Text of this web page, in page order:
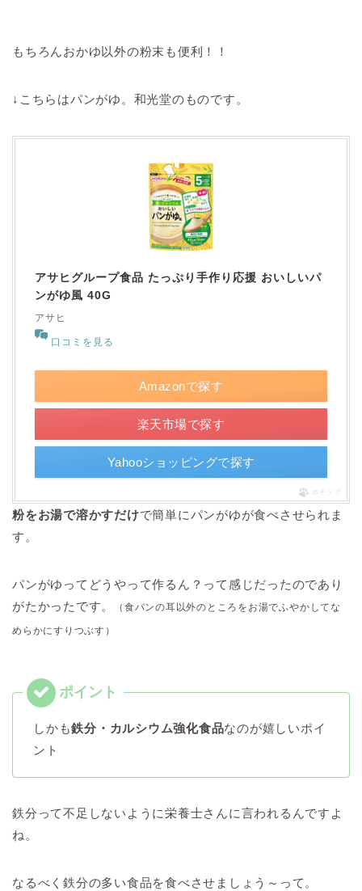
もちろんおかゆ以外の粉末も便利！！
↓こちらはパンがゆ。和光堂のものです。
アサヒグループ食品 たっぷり手作り応援 おいしいパ
ンがゆ風 40G
アサヒ
口コミを見る
Amazonで探す
楽天市場で探す
Yahooショッピングで探す
ポチップ
粉をお湯で溶かすだけで簡単にパンがゆが食べさせられま
す。
パンがゆってどうやって作るん？って感じだったのであり
がたかったです。
（食パンの耳以外のところをお湯でふやかしてな
めらかにすりつぶす）
しかも鉄分・カルシウム強化食品なのが嬉しいポイ
ント
鉄分って不足しないように栄養士さんに言われるんですよ
ね。
なるべく鉄分の多い食品を食べさせましょう～って。